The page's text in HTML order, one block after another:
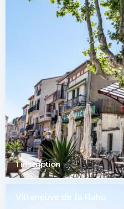
1 inscription
Villeneuve de la Raho